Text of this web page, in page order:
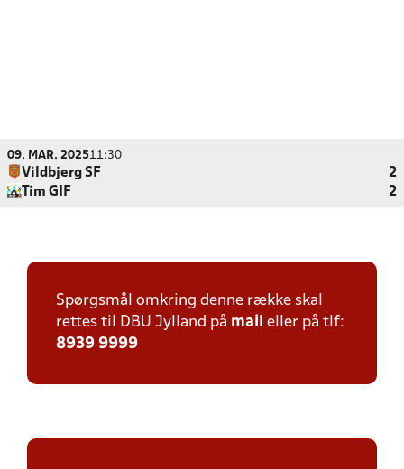
09. MAR. 202511:30
Vildbjerg SF
2
Tim GIF
2
Spørgsmål omkring denne række skal
rettes til DBU Jylland på mail eller på tlf:
8939 9999